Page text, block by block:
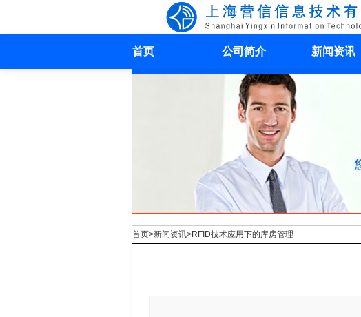
首页 公司简介 新闻资讯
首页>新闻资讯>RFID技术应用下的库房管理